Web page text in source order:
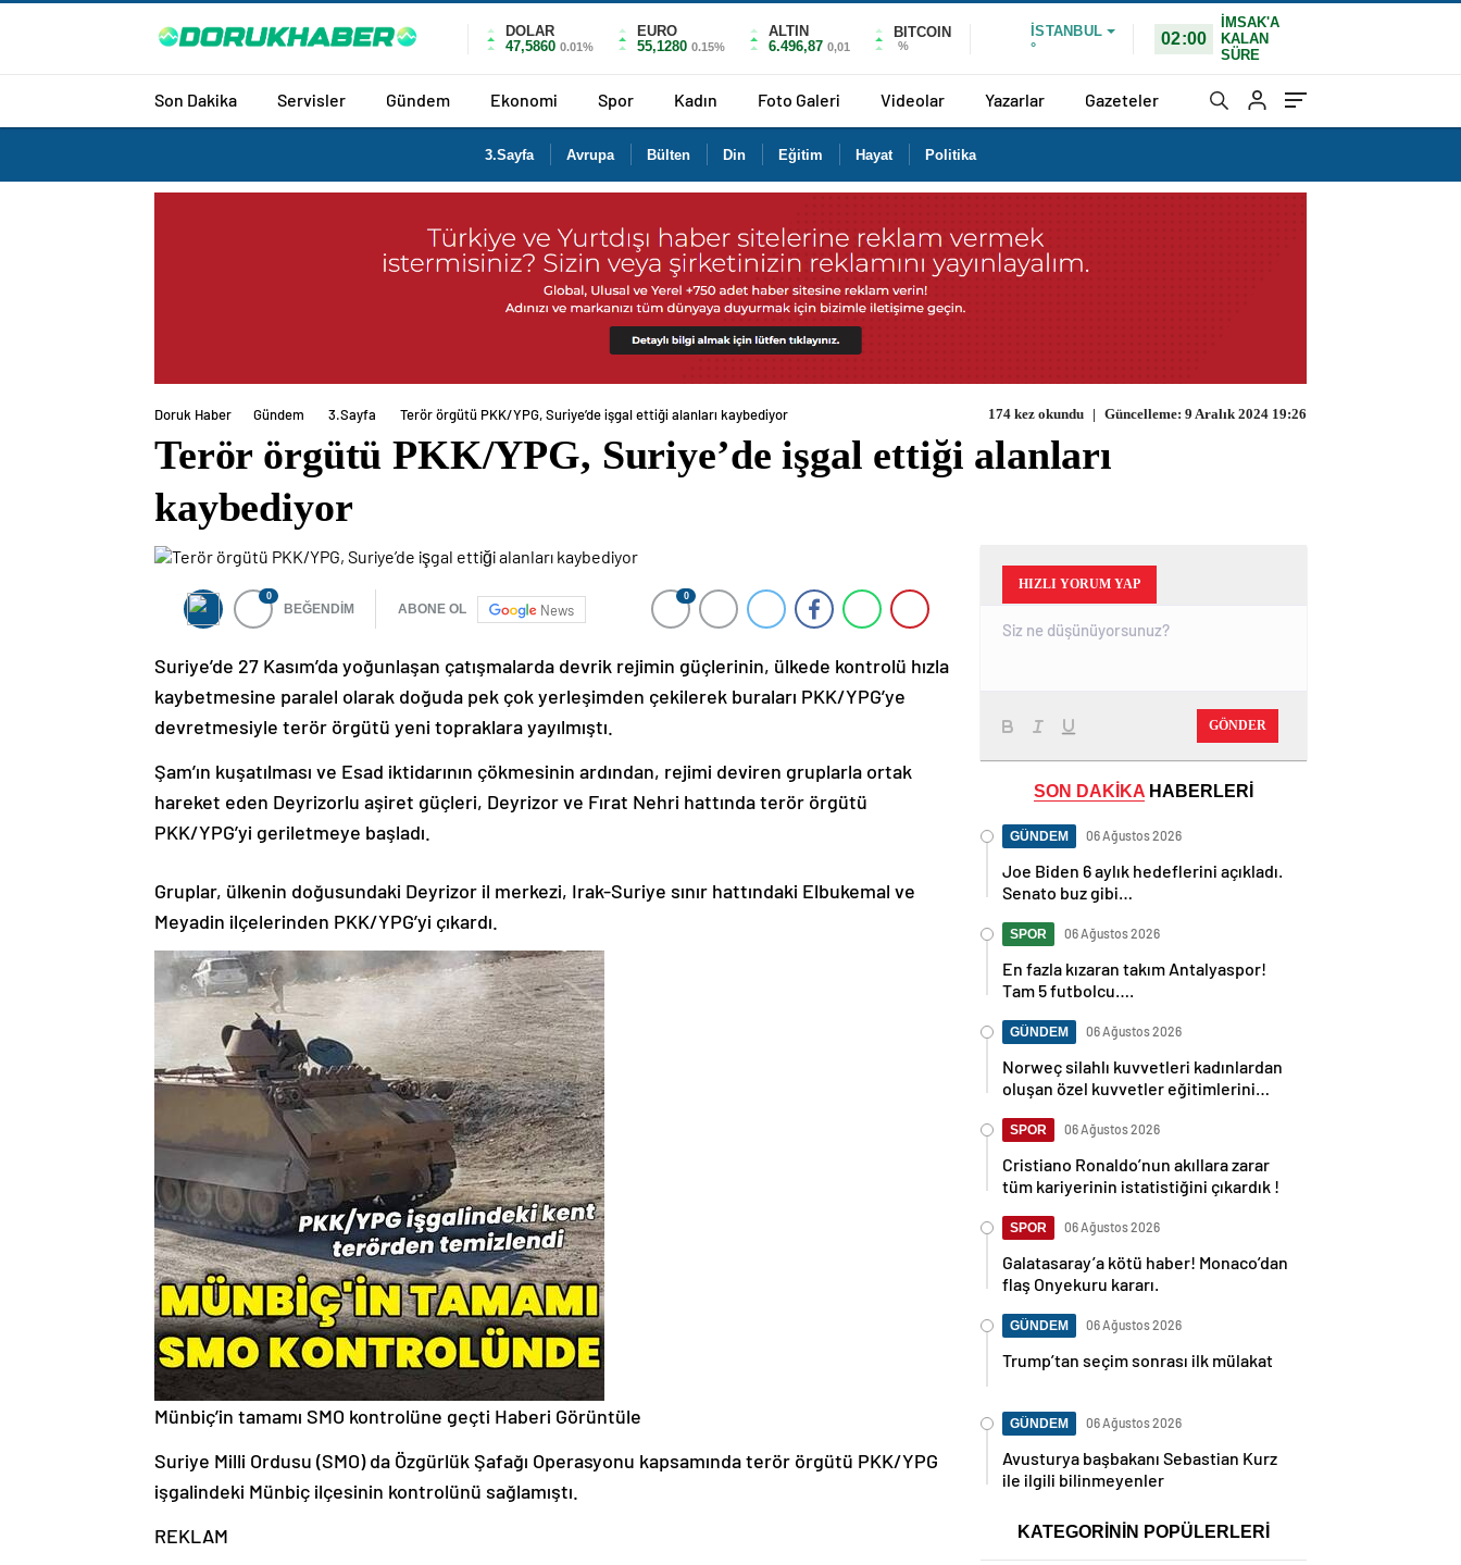
DOLAR
47,5860 0.01%
EURO
55,1280 0.15%
ALTIN
6.496,87 0,01
BITCOIN
%
İSTANBUL
°
02:00
İMSAK'A
KALAN
SÜRE
Son Dakika Servisler Gündem Ekonomi Spor Kadın Foto Galeri Videolar Yazarlar Gazeteler
3.Sayfa Avrupa Bülten Din Eğitim Hayat Politika
Doruk Haber Gündem 3.Sayfa Terör örgütü PKK/YPG, Suriye’de işgal ettiği alanları kaybediyor 174 kez okundu | Güncelleme: 9 Aralık 2024 19:26
Terör örgütü PKK/YPG, Suriye’de işgal ettiği alanları
kaybediyor
0
BEĞENDİM ABONE OL News
0
Suriye’de 27 Kasım’da yoğunlaşan çatışmalarda devrik rejimin güçlerinin, ülkede kontrolü hızla
kaybetmesine paralel olarak doğuda pek çok yerleşimden çekilerek buraları PKK/YPG’ye
devretmesiyle terör örgütü yeni topraklara yayılmıştı.
Şam’ın kuşatılması ve Esad iktidarının çökmesinin ardından, rejimi deviren gruplarla ortak
hareket eden Deyrizorlu aşiret güçleri, Deyrizor ve Fırat Nehri hattında terör örgütü
PKK/YPG’yi geriletmeye başladı.
Gruplar, ülkenin doğusundaki Deyrizor il merkezi, Irak-Suriye sınır hattındaki Elbukemal ve
Meyadin ilçelerinden PKK/YPG’yi çıkardı.
Münbiç’in tamamı SMO kontrolüne geçti Haberi Görüntüle
Suriye Milli Ordusu (SMO) da Özgürlük Şafağı Operasyonu kapsamında terör örgütü PKK/YPG
işgalindeki Münbiç ilçesinin kontrolünü sağlamıştı.
REKLAM
HIZLI YORUM YAP
GÖNDER
SON DAKİKA HABERLERİ
GÜNDEM 06 Ağustos 2026
Joe Biden 6 aylık hedeflerini açıkladı.
Senato buz gibi…
SPOR 06 Ağustos 2026
En fazla kızaran takım Antalyaspor!
Tam 5 futbolcu….
GÜNDEM 06 Ağustos 2026
Norweç silahlı kuvvetleri kadınlardan
oluşan özel kuvvetler eğitimlerini
SPOR 06 Ağustos 2026
Cristiano Ronaldo’nun akıllara zarar
tüm kariyerinin istatistiğini çıkardık !
SPOR 06 Ağustos 2026
Galatasaray’a kötü haber! Monaco’dan
flaş Onyekuru kararı.
GÜNDEM 06 Ağustos 2026
Trump’tan seçim sonrası ilk mülakat
GÜNDEM 06 Ağustos 2026
Avusturya başbakanı Sebastian Kurz
ile ilgili bilinmeyenler
KATEGORİNİN POPÜLERLERİ